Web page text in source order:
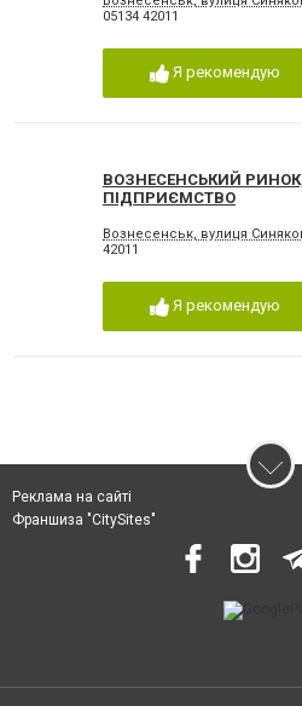
05134 42011
Я рекомендую
ВОЗНЕСЕНСЬКИЙ
ПІДПРИЄМСТВО
Вознесенськ, вулиця
42011
Я рекомендую
Реклама на сайті
Франшиза "CitySites"